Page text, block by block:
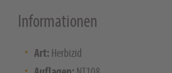
Informationen
Art: Herbizid